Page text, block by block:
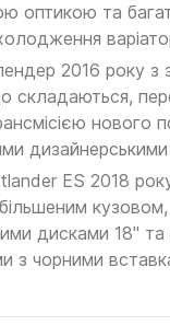
оптикою та
2016 року з
складаються,
нового
ES 2018
дисками 18" та
з чорними